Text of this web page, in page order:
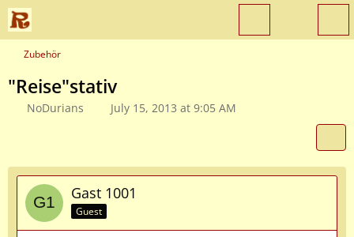
Zubehör
"Reise"stativ
NoDurians July 15, 2013 at 9:05 AM
Gast 1001
Guest